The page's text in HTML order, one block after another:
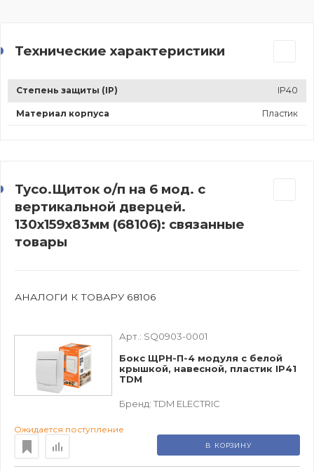
Технические характеристики
Степень защиты (IP) IP40
Материал корпуса Пластик
Тусо.Щиток о/п на 6 мод. с
вертикальной дверцей.
130х159х83мм (68106): связанные
товары
АНАЛОГИ К ТОВАРУ 68106
Арт.: SQ0903-0001
Бокс ЩРН-П-4 модуля с белой
крышкой, навесной, пластик IP41
TDM
Бренд: TDM ЕLECTRIC
Ожидается поступление
В КОРЗИНУ